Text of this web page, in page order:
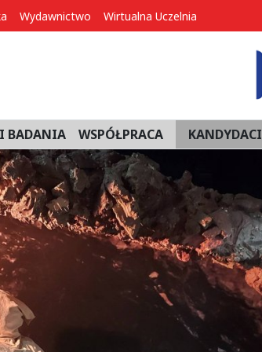
Wydawnictwo Wirtualna Uczelnia
BADANIA WSPÓŁPRACA KANDYDACI